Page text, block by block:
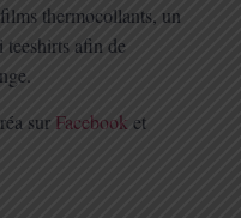
thermocollants, un
teeshirts afin de
surFacebook et